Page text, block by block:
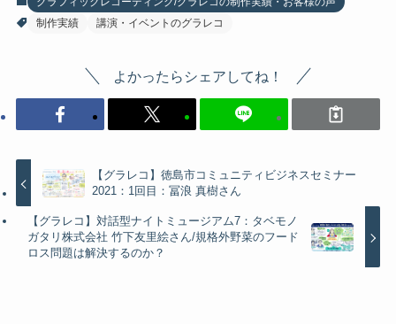
制作実績
講演・イベントのグラレコ
よかったらシェアしてね！
【グラレコ】徳島市コミュニティビジネスセミナー
2021：1回目：冨浪 真樹さん
【グラレコ】対話型ナイトミュージアム7：タベモノ
ガタリ株式会社 竹下友里絵さん/規格外野菜のフード
ロス問題は解決するのか？